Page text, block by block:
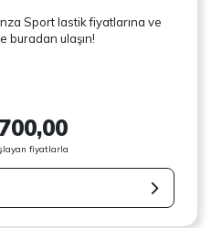
Sport lastik fiyatlarına ve
buradan ulaşın!
fiyatlarla